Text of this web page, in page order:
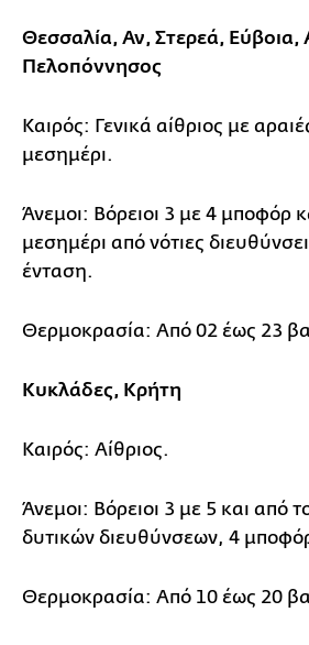
Θεσσαλία, Αν, Στερεά, Εύβοια,
Πελοπόννησος
Καιρός: Γενικά αίθριος με
μεσημέρι.
Άνεμοι: Βόρειοι 3 με 4 μποφόρ
μεσημέρι από νότιες
ένταση.
Θερμοκρασία: Από 02 έως 23
Κυκλάδες, Κρήτη
Καιρός: Αίθριος.
Άνεμοι: Βόρειοι 3 με 5 και από
δυτικών διευθύνσεων, 4
Θερμοκρασία: Από 10 έως 20